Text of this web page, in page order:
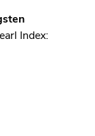
Index: